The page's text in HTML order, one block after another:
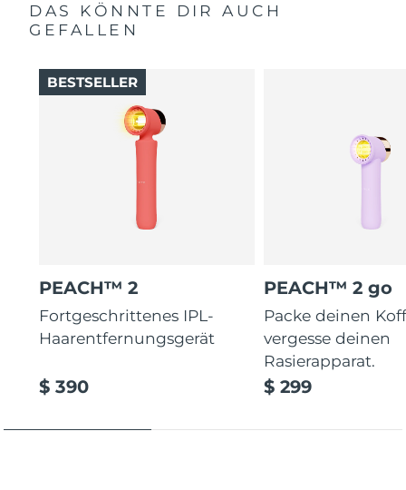
DAS KÖNNTE DIR AUCH
GEFALLEN
PEACH™ 2
Fortgeschrittenes IPL-
Haarentfernungsgerät
$ 390
BESTSELLER
PEACH™ 2 go
Packe deinen
vergesse deinen
Rasierapparat.
$ 299